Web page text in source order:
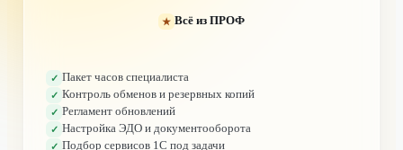
★ Всё из ПРОФ
✓ Пакет часов специалиста
✓ Контроль обменов и резервных копий
✓ Регламент обновлений
✓ Настройка ЭДО и документооборота
✓ Подбор сервисов 1С под задачи